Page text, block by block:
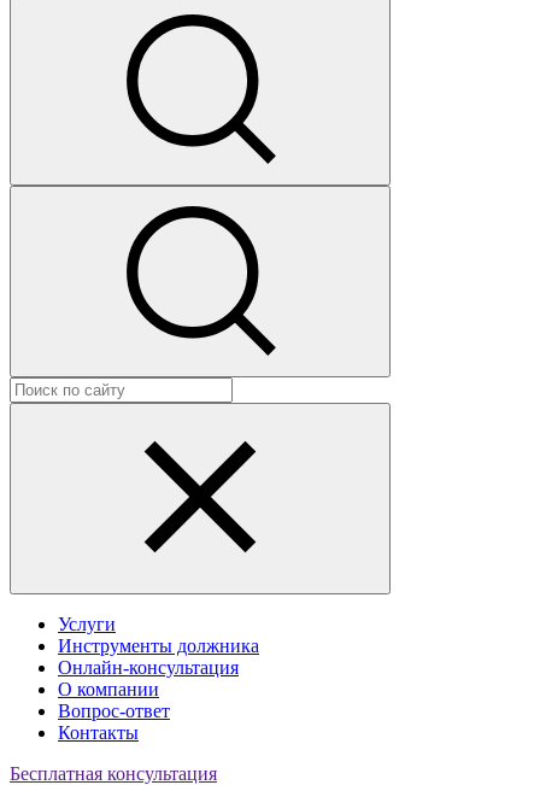
Услуги
Инструменты должника
Онлайн-консультация
О компании
Вопрос-ответ
Контакты
Бесплатная консультация